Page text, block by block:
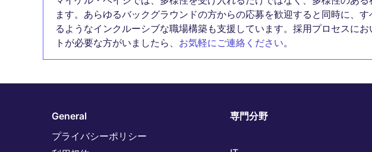
ます。あらゆるバックグラウンドの方からの応募を歓迎すると同時に、
るようなインクルーシブな職場構築も支援しています。採用プロセスに
トが必要な方がいましたら、 お気軽にご連絡ください。
General
プライバシーポリシー
専門分野